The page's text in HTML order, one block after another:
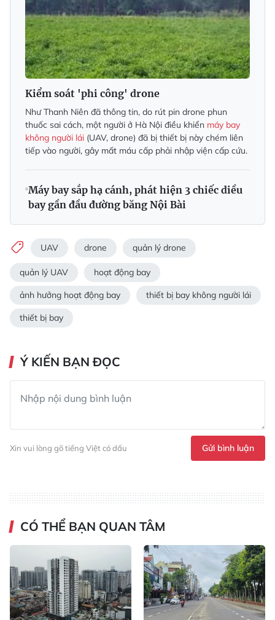
Kiểm soát 'phi công' drone
Như Thanh Niên đã thông tin, do rút pin drone phun
thuốc sai cách, một người ở Hà Nội điều khiển máy bay
không người lái (UAV, drone) đã bị thiết bị này chém liên
tiếp vào người, gây mất máu cấp phải nhập viện cấp cứu.
Máy bay sắp hạ cánh, phát hiện 3 chiếc diều
bay gần đầu đường băng Nội Bài
UAV drone quản lý drone
quản lý UAV hoạt động bay
ảnh hưởng hoạt động bay thiết bị bay không người lái
thiết bị bay
Ý KIẾN BẠN ĐỌC
Xin vui lòng gõ tiếng Việt có dấu Gửi bình luận
CÓ THỂ BẠN QUAN TÂM